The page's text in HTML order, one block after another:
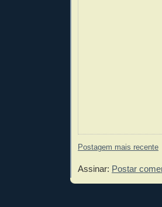
Postagem mais recente
Assinar: Postar